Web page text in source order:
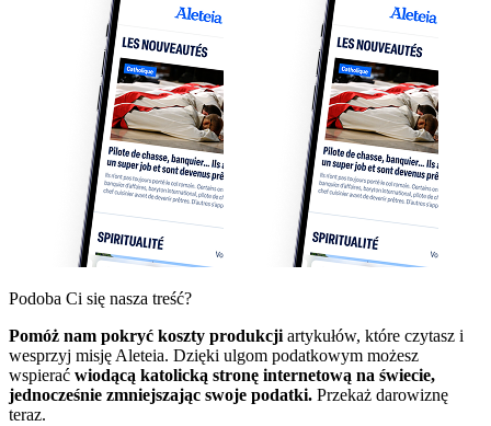
Podoba Ci się nasza treść?
Pomóż nam pokryć koszty produkcji artykułów, które czytasz i
wesprzyj misję Aleteia. Dzięki ulgom podatkowym możesz
wspierać wiodącą katolicką stronę internetową na świecie,
jednocześnie zmniejszając swoje podatki. Przekaż darowiznę
teraz.